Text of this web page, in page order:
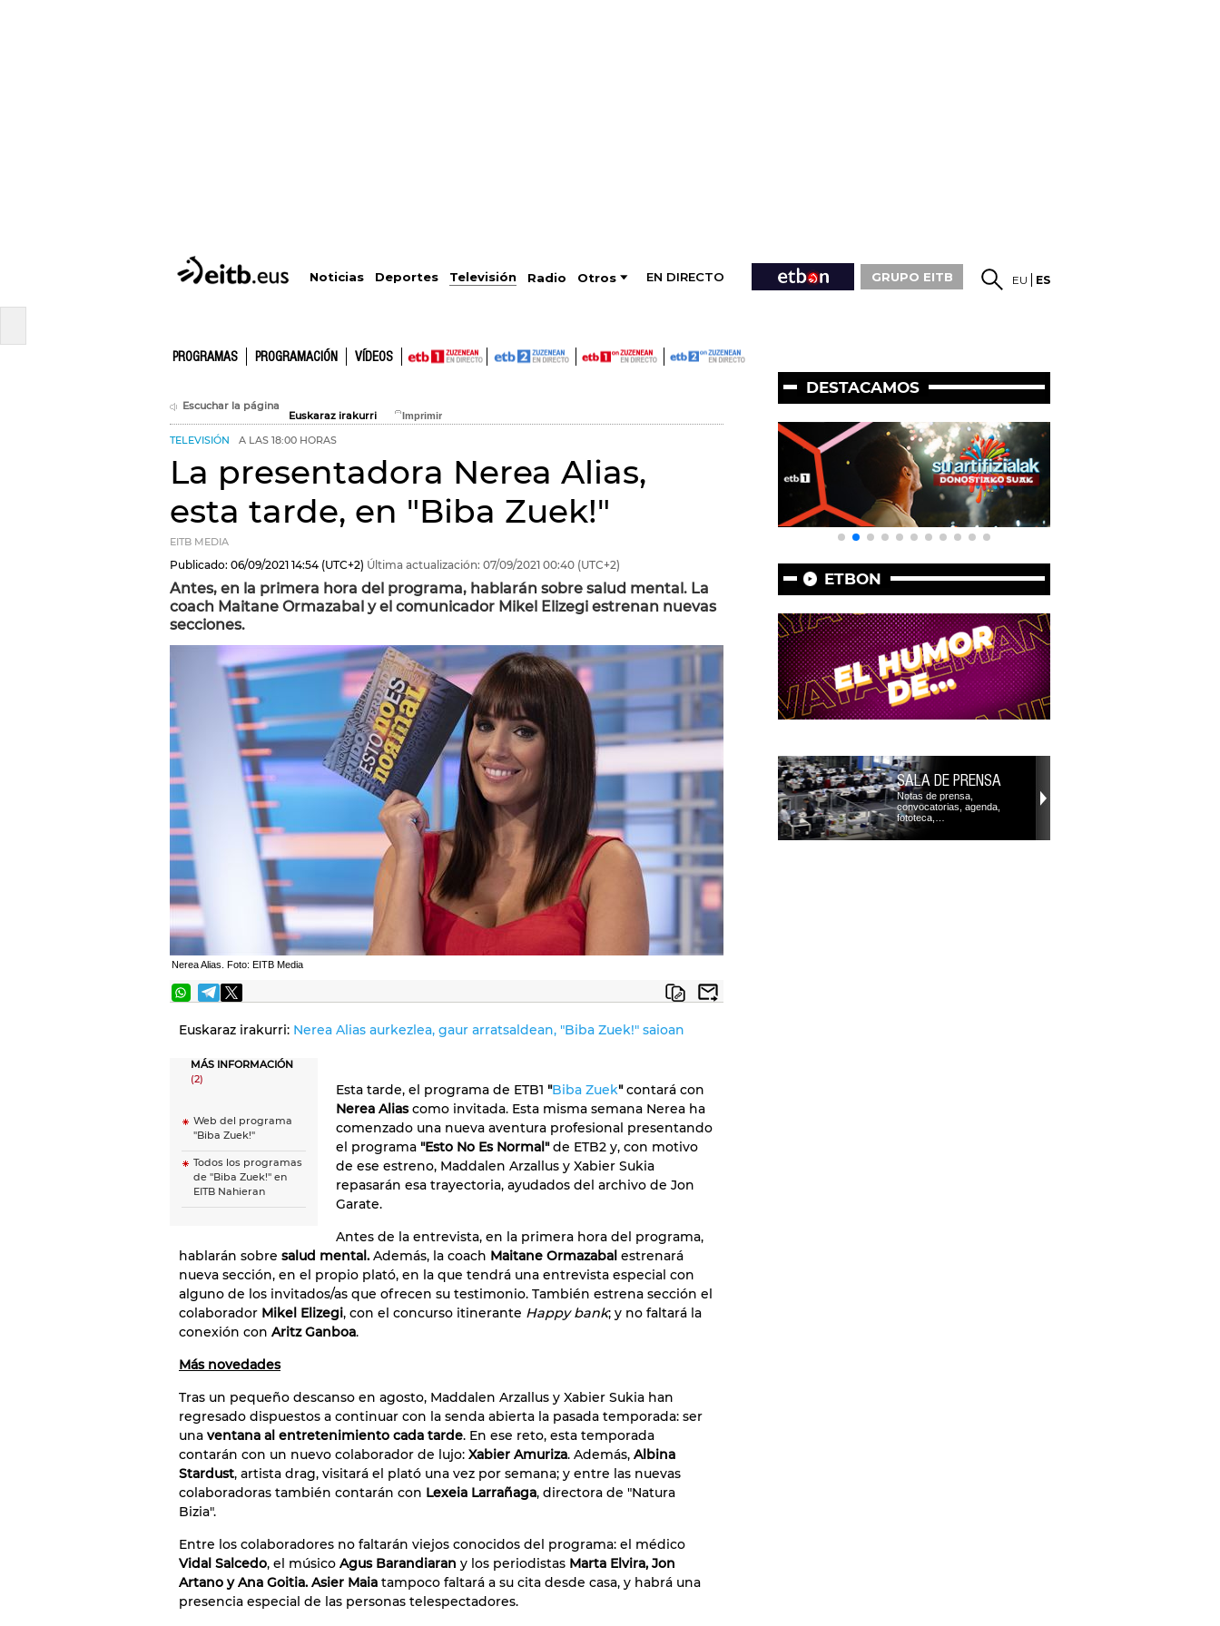
Noticias Deportes Televisión Radio Otros EN DIRECTO GRUPO EITB EU ES
PROGRAMAS PROGRAMACIÓN VÍDEOS
Escuchar la página
Euskaraz irakurri
TELEVISIÓN A LAS 18:00 HORAS
La presentadora Nerea Alias,
esta tarde, en "Biba Zuek!"
EITB MEDIA
Publicado: 06/09/2021 14:54 (UTC+2) Última actualización: 07/09/2021 00:40 (UTC+2)
Antes, en la primera hora del programa, hablarán sobre salud mental. La
coach Maitane Ormazabal y el comunicador Mikel Elizegi estrenan nuevas
secciones.
Nerea Alias. Foto: EITB Media
Euskaraz irakurri: Nerea Alias aurkezlea, gaur arratsaldean, "Biba Zuek!" saioan
MÁS INFORMACIÓN
(2)
Web del programa
"Biba Zuek!"
Todos los programas
de ''Biba Zuek!'' en
EITB Nahieran
Esta tarde, el programa de ETB1 "Biba Zuek"contará con
Nerea Aliascomo invitada. Esta misma semana Nerea ha
comenzado una nueva aventura profesional presentando
el programa "Esto No Es Normal"de ETB2 y, con motivo
de ese estreno, Maddalen Arzallus y Xabier Sukia
repasarán esa trayectoria, ayudados del archivo de Jon
Garate.
Antes de la entrevista, en la primera hora del programa,
hablarán sobre salud mental. Además, la coach Maitane Ormazabal estrenará
nueva sección, en el propio plató, en la que tendrá una entrevista especial con
alguno de los invitados/as que ofrecen su testimonio. También estrena sección el
colaborador Mikel Elizegi, con el concurso itinerante Happy bank; y no faltará la
conexión con Aritz Ganboa.
Más novedades
Tras un pequeño descanso en agosto, Maddalen Arzallus y Xabier Sukia han
regresado dispuestos a continuar con la senda abierta la pasada temporada: ser
una ventana al entretenimiento cada tarde. En ese reto, esta temporada
contarán con un nuevo colaborador de lujo: Xabier Amuriza. Además, Albina
Stardust, artista drag, visitará el plató una vez por semana; y entre las nuevas
colaboradoras también contarán con Lexeia Larrañaga, directora de "Natura
Bizia".
Entre los colaboradores no faltarán viejos conocidos del programa: el médico
Vidal Salcedo, el músico Agus Barandiaran y los periodistas Marta Elvira, Jon
Artano y Ana Goitia. Asier Maia tampoco faltará a su cita desde casa, y habrá una
presencia especial de las personas telespectadores.
DESTACAMOS
ETBON
SALA DE PRENSA
Notas de prensa,
convocatorias, agenda,
fototeca,…